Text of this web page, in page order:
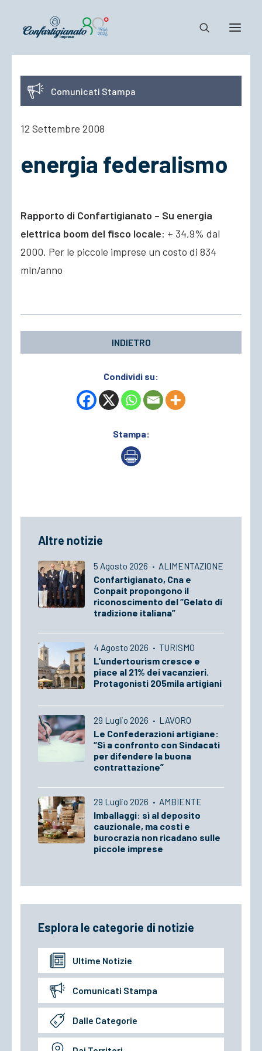
Notizie e Documenti
Confartigianato
Cosa Facciamo
Comunicati Stampa
12 Settembre 2008
energia federalismo
Rapporto di Confartigianato – Su energia
elettrica boom del fisco locale: + 34,9% dal
2000. Per le piccole imprese un costo di 834
mln/anno
INDIETRO
Condividi su:
Stampa:
Altre notizie
5 Agosto 2026 · ALIMENTAZIONE
Confartigianato, Cna e
Conpait propongono il
riconoscimento del “Gelato di
tradizione italiana”
4 Agosto 2026 · TURISMO
L’undertourism cresce e
piace al 21% dei vacanzieri.
Protagonisti 205mila artigiani
29 Luglio 2026 · LAVORO
Le Confederazioni artigiane:
“Sì a confronto con Sindacati
per difendere la buona
contrattazione”
29 Luglio 2026 · AMBIENTE
Imballaggi: sì al deposito
cauzionale, ma costi e
burocrazia non ricadano sulle
piccole imprese
Esplora le categorie di notizie
Ultime Notizie
Comunicati Stampa
Dalle Categorie